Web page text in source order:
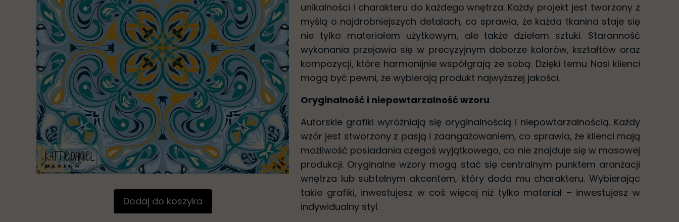
Dodaj do koszyka
unikalności i charakteru do każdego wnętrza. Każdy projekt jest tworzony z
myślą o najdrobniejszych detalach, co sprawia, że każda tkanina staje się
nie tylko materiałem użytkowym, ale także dziełem sztuki. Staranność
wykonania przejawia się w precyzyjnym doborze kolorów, kształtów oraz
kompozycji, które harmonijnie współgrają ze sobą. Dzięki temu Nasi klienci
mogą być pewni, że wybierają produkt najwyższej jakości.
Oryginalność i niepowtarzalność wzoru
Autorskie grafiki wyróżniają się oryginalnością i niepowtarzalnością. Każdy
wzór jest stworzony z pasją i zaangażowaniem, co sprawia, że klienci mają
możliwość posiadania czegoś wyjątkowego, co nie znajduje się w masowej
produkcji. Oryginalne wzory mogą stać się centralnym punktem aranżacji
wnętrza lub subtelnym akcentem, który doda mu charakteru. Wybierając
takie grafiki, inwestujesz w coś więcej niż tylko materiał – inwestujesz w
indywidualny styl.